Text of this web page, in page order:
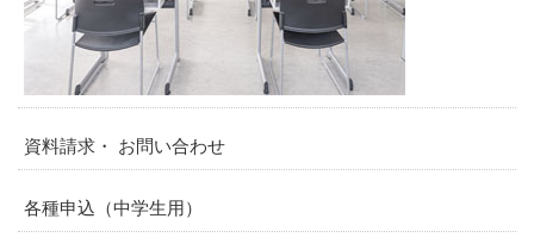
資料請求・ お問い合わせ
各種申込（中学生用）